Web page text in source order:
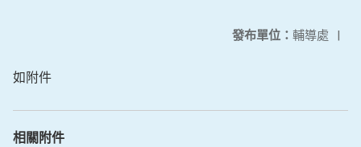
發布單位： 輔導處 |
如附件
相關附件